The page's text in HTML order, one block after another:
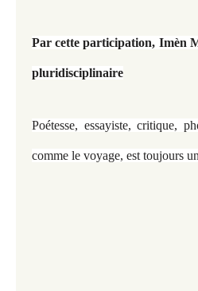
Par cette participation, Imèn
pluridisciplinaire
Poétesse, essayiste, critique,
comme le voyage, est toujours